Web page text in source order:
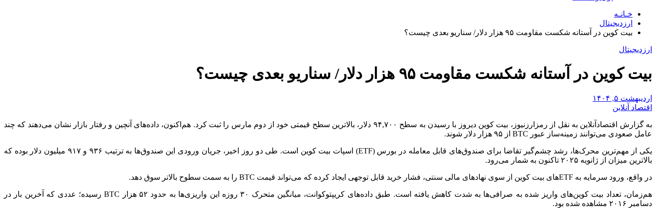
خـانـه
ارزدیجیتال
بیت‌ کوین در آستانه شکست مقاومت ۹۵ هزار دلار/ سناریو بعدی چیست؟
ارزدیجیتال
بیت‌ کوین در آستانه شکست مقاومت ۹۵ هزار دلار/ سناریو بعدی چیست؟
اردیبهشت ۵, ۱۴۰۴
اقتصاد آنلاین
به گزارش اقتصادآنلاین به نقل از رمزارزنیوز، بیت کوین دیروز با رسیدن به سطح ۹۴,۷۰۰ دلار، بالاترین سطح قیمتی خود از دوم مارس را ثبت کرد. هم‌اکنون، داده‌های آنچین و رفتار بازار نشان می‌دهند که چند
عامل صعودی می‌توانند زمینه‌ساز عبور BTC از ۹۵ هزار دلار شوند.
یکی از مهم‌ترین محرک‌ها، رشد چشم‌گیر تقاضا برای صندوق‌های قابل معامله در بورس (ETF) اسپات بیت‌ کوین است. طی دو روز اخیر، جریان ورودی این صندوق‌ها به ترتیب ۹۳۶ و ۹۱۷ میلیون دلار بوده که
بالاترین میزان از ژانویه ۲۰۲۵ تاکنون به شمار می‌رود.
در واقع، ورود سرمایه به ETFهای بیت کوین از سوی نهادهای مالی سنتی، فشار خرید قابل ‌توجهی ایجاد کرده که می‌تواند قیمت BTC را به سمت سطوح بالاتر سوق دهد.
هم‌زمان، تعداد بیت ‌کوین‌های واریز شده به صرافی‌ها به شدت کاهش یافته است. طبق داده‌های کریپتوکوانت، میانگین متحرک ۳۰ روزه این واریزی‌ها به حدود ۵۲ هزار BTC رسیده؛ عددی که آخرین بار در
دسامبر ۲۰۱۶ مشاهده شده بود.